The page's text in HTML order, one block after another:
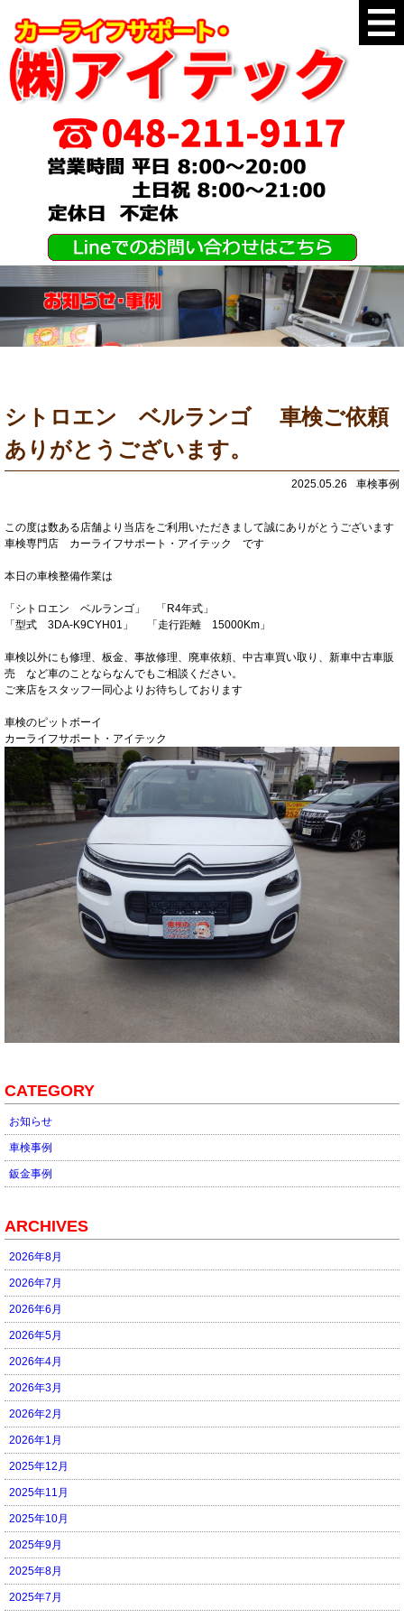
シトロエン ベルランゴ 車検ご依頼
ありがとうございます。
2025.05.26 車検事例
この度は数ある店舗より当店をご利用いただきまして誠にありがとうございます
車検専門店 カーライフサポート・アイテック です
本日の車検整備作業は
「シトロエン ベルランゴ」 「R4年式」
「型式 3DA-K9CYH01」 「走行距離 15000Km」
車検以外にも修理、板金、事故修理、廃車依頼、中古車買い取り、新車中古車販
売 など車のことならなんでもご相談ください。
ご来店をスタッフ一同心よりお待ちしております
車検のピットボーイ
カーライフサポート・アイテック
CATEGORY
お知らせ
車検事例
鈑金事例
ARCHIVES
2026年8月
2026年7月
2026年6月
2026年5月
2026年4月
2026年3月
2026年2月
2026年1月
2025年12月
2025年11月
2025年10月
2025年9月
2025年8月
2025年7月